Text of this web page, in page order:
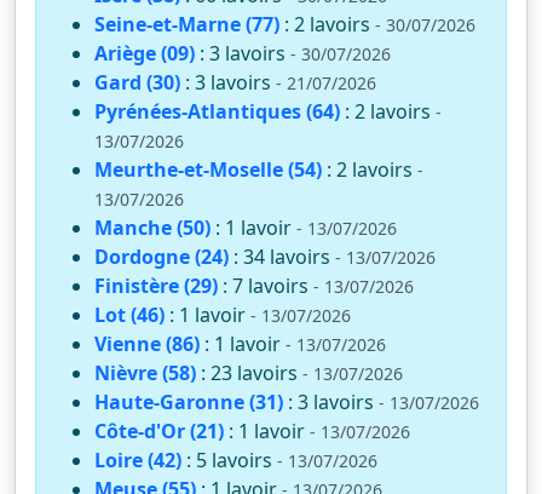
Seine-et-Marne (77) : 2 lavoirs - 30/07/2026
Ariège (09) : 3 lavoirs - 30/07/2026
Gard (30) : 3 lavoirs - 21/07/2026
Pyrénées-Atlantiques (64) : 2 lavoirs -
13/07/2026
Meurthe-et-Moselle (54) : 2 lavoirs -
13/07/2026
Manche (50) : 1 lavoir - 13/07/2026
Dordogne (24) : 34 lavoirs - 13/07/2026
Finistère (29) : 7 lavoirs - 13/07/2026
Lot (46) : 1 lavoir - 13/07/2026
Vienne (86) : 1 lavoir - 13/07/2026
Nièvre (58) : 23 lavoirs - 13/07/2026
Haute-Garonne (31) : 3 lavoirs - 13/07/2026
Côte-d'Or (21) : 1 lavoir - 13/07/2026
Loire (42) : 5 lavoirs - 13/07/2026